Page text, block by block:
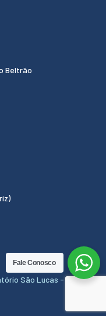
Beltrão
São Lucas - 2024.
Fale Conosco